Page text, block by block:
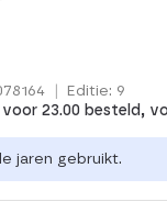
Editie: 9
23.00 besteld,
jaren gebruikt.